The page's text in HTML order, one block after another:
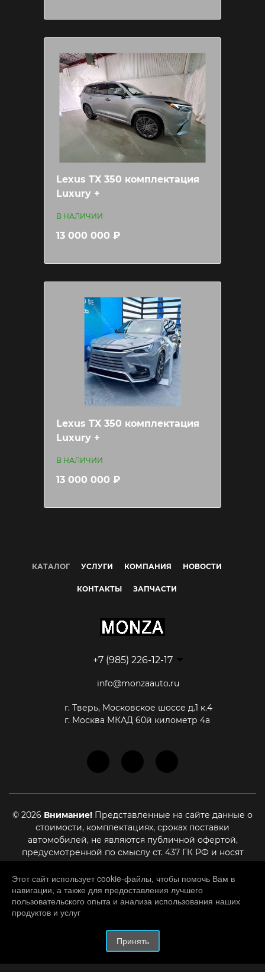
Lexus TX 350 комплектация
Luxury +
В НАЛИЧИИ
13 000 000 ₽
Lexus TX 350 комплектация
Luxury +
В НАЛИЧИИ
13 000 000 ₽
КАТАЛОГ УСЛУГИ КОМПАНИЯ НОВОСТИ
КОНТАКТЫ ЗАПЧАСТИ
+7 (985) 226-12-17
info@monzaauto.ru
г. Тверь, Московское шоссе д.1 к.4
г. Москва МКАД 60й километр 4а
© 2026 Внимание! Представленные на сайте данные о
стоимости, комплектациях, сроках поставки
автомобилей, не являются публичной офертой,
предусмотренной по смыслу ст. 437 ГК РФ и носят
информационный характер. Для уточнения актуальной
стоимости, сроках поставки и иных условиях,
являющихся существенными для заключения договора
купли-продажи, необходимо связаться с нашими
– разработка и создание сайтов.
Этот сайт использует cookie-файлы, чтобы помочь Вам в
навигации, а также для предоставления лучшего
пользовательского опыта и анализа использования наших
продуктов и услуг
Принять